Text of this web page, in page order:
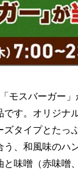
モスバーガー
す。オリジナ
タイプとたっ
、和風味のハ
味噌（赤味噌